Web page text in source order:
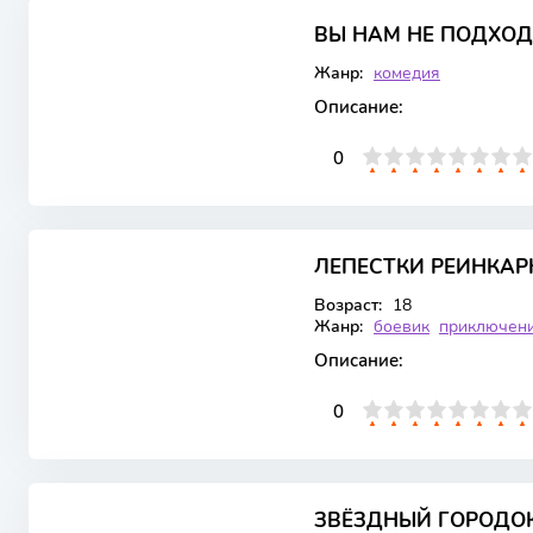
ВЫ НАМ НЕ
Жанр: комедия
Описание:
0
5 7 8 9 10
ЛЕПЕСТКИ
Возраст: 18
Жанр: боевик
Описание:
0
5 7 8 9 10
ЗВЁЗДНЫЙ